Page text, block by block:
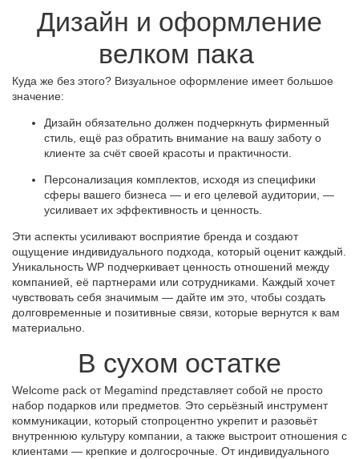
Дизайн и оформление
велком пака
Куда же без этого? Визуальное оформление имеет большое
значение:
Дизайн обязательно должен подчеркнуть фирменный
стиль, ещё раз обратить внимание на вашу заботу о
клиенте за счёт своей красоты и практичности.
Персонализация комплектов, исходя из специфики
сферы вашего бизнеса — и его целевой аудитории, —
усиливает их эффективность и ценность.
Эти аспекты усиливают восприятие бренда и создают
ощущение индивидуального подхода, который оценит каждый.
Уникальность WP подчеркивает ценность отношений между
компанией, её партнерами или сотрудниками. Каждый хочет
чувствовать себя значимым — дайте им это, чтобы создать
долговременные и позитивные связи, которые вернутся к вам
материально.
В сухом остатке
Welcome pack от Megamind представляет собой не просто
набор подарков или предметов. Это серьёзный инструмент
коммуникации, который стопроцентно укрепит и разовьёт
внутреннюю культуру компании, а также выстроит отношения с
клиентами — крепкие и долгосрочные. От индивидуального